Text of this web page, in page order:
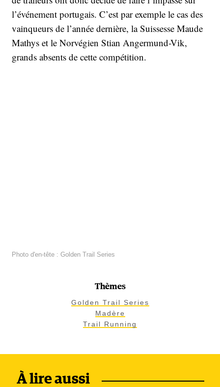
l’événement portugais. C’est par exemple le cas des
vainqueurs de l’année dernière, la Suissesse Maude
Mathys et le Norvégien Stian Angermund-Vik,
grands absents de cette compétition.
Photo d'en-tête : Golden Trail Series
Thèmes
Golden Trail Series
Madère
Trail Running
À lire aussi